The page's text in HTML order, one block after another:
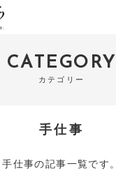
CATEGORY
カテゴリー
手仕事
手仕事の記事一覧です。